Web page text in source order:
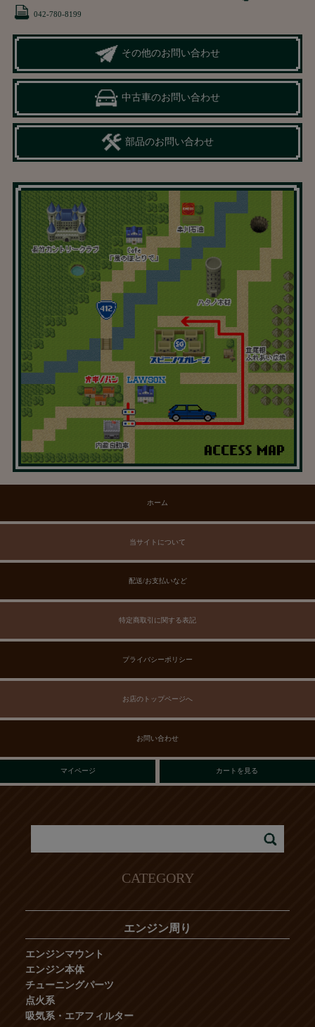
042-780-8199
その他のお問い合わせ
中古車のお問い合わせ
部品のお問い合わせ
ホーム
当サイトについて
配送/お支払いなど
特定商取引に関する表記
プライバシーポリシー
お店のトップページへ
お問い合わせ
マイページ カートを見る
CATEGORY
エンジン周り
エンジンマウント
エンジン本体
チューニングパーツ
点火系
吸気系・エアフィルター